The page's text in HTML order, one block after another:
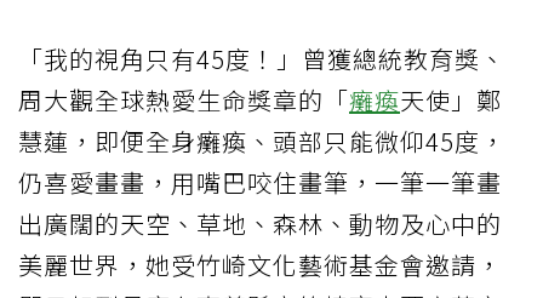
「我的視角只有45度！」曾獲總統教育獎、
周大觀全球熱愛生命獎章的「癱瘓天使」鄭
慧蓮，即便全身癱瘓、頭部只能微仰45度，
仍喜愛畫畫，用嘴巴咬住畫筆，一筆一筆畫
出廣闊的天空、草地、森林、動物及心中的
美麗世界，她受竹崎文化藝術基金會邀請，